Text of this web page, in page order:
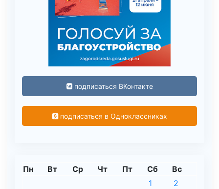
подписаться ВКонтакте
подписаться в Одноклассниках
Пн Вт Ср Чт Пт Сб Вс
1
2